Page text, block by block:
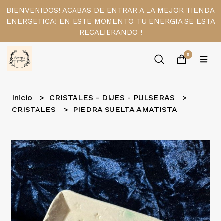
BIENVENIDOS! ACABAS DE ENTRAR A LA MEJOR TIENDA
ENERGETICA! EN ESTE MOMENTO TU ENERGIA SE ESTA
RECALIBRANDO !
0
Inicio
CRISTALES - DIJES - PULSERAS
CRISTALES
PIEDRA SUELTA AMATISTA